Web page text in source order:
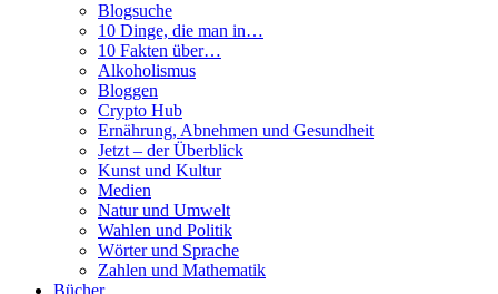
Blogsuche
10 Dinge, die man in…
10 Fakten über…
Alkoholismus
Bloggen
Crypto Hub
Ernährung, Abnehmen und Gesundheit
Jetzt – der Überblick
Kunst und Kultur
Medien
Natur und Umwelt
Wahlen und Politik
Wörter und Sprache
Zahlen und Mathematik
Bücher